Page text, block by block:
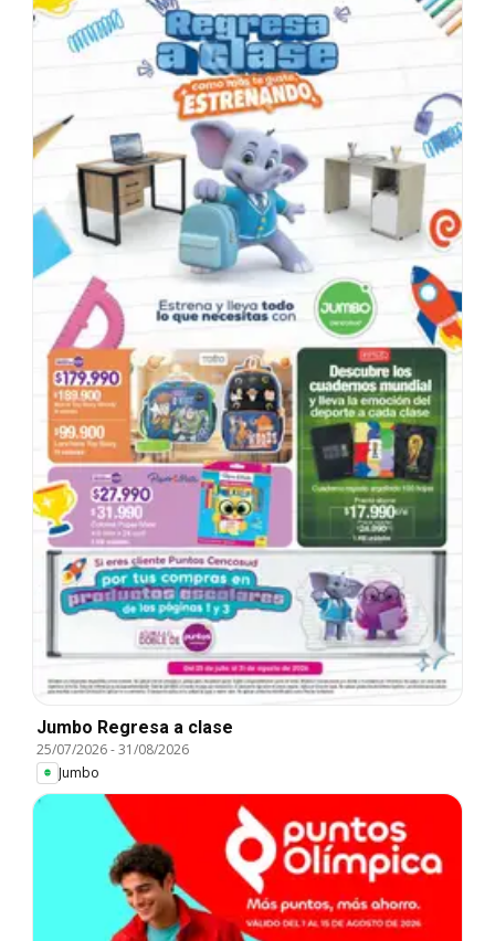
Jumbo Regresa a clase
25/07/2026-31/08/2026
Jumbo